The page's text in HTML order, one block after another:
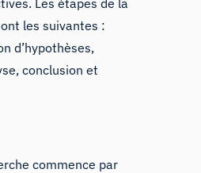
les suivantes :
d’hypothèses,
conclusion et
commence par